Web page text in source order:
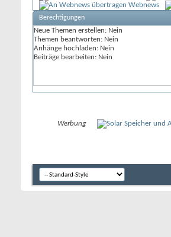
Webnews
Berechtigungen
Neue Themen erstellen: Nein
Themen beantworten: Nein
Anhänge hochladen: Nein
Beiträge bearbeiten: Nein
Werbung